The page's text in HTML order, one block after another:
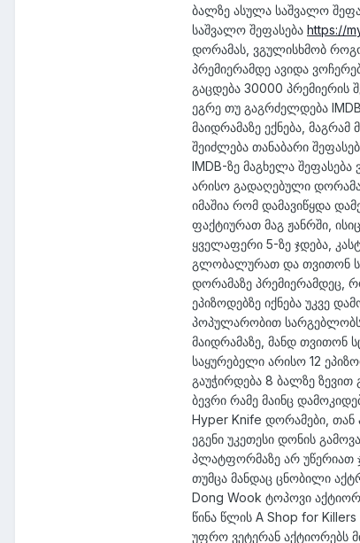
ბალზე ასულა საშვალო
საშვალო შეფასება https://
დორამას, ვგულისხმობ
პრემიერამდე ავიდა
გაცდება 30000 პრემიერის
ეგრე თუ გაგრძელდება
მაიდრამაზე ექნება,
შეიძლება თანაბარი
IMDB-ზე მაგხელა
არისო გადაღებული დორამა,
იმაშია რომ დამავიწყდა
ფაქტიურათ მაგ ჟანრში,
ყველაფერი 5-ზე ჯდება,
გლობალურათ და თვითონ
დორამაზე პრემიერამდეც,
ეპიზოდებზე იქნება უკვე
პოპულარობით სარგებლობს
მაიდრამაზე, მანდ თვითონ
საყურებელი არისო 12
გაუჭირდება 8 ბალზე ზევით
ბევრი რამე მაინც
Hyper Knife დორამები, თან
ეგენი უკეთესი დონის
პლატფორმაზე არ უწერიათ
თუმცა მანდაც ცნობილი
Dong Wook ტოპოვი
წინა წლის A Shop for
უფრო ვეტერან აქტიორებს